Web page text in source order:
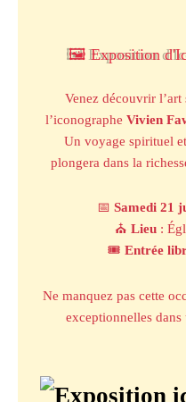
🖼️ Exposition
Venez découvrir l’art
l’iconographe Vivien
Un voyage spirituel
plongera dans la
📅 Samedi 21
⛪ Lieu:
🎟️ Entrée
Ne manquez pas cette
exceptionnelles dans